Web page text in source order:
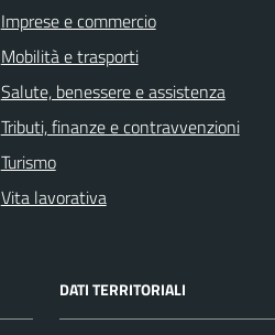
Imprese e commercio
Mobilità e trasporti
Salute, benessere e assistenza
Tributi, finanze e contravvenzioni
Turismo
Vita lavorativa
DATI TERRITORIALI